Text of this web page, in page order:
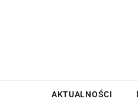
AKTUALNOŚCI